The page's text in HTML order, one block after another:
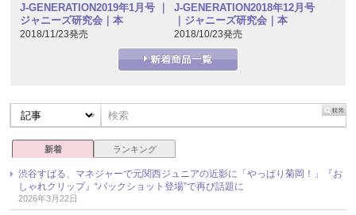
J-GENERATION2019年1月号 ｜
ジャニーズ研究会｜本
2018/11/23発売
J-GENERATION2018年12月号
｜ジャニーズ研究会｜本
2018/10/23発売
新着 ランキング
渋谷すばる、マネジャーで元関西ジュニアの近影に「やっぱり菊岡！」『お
しゃれクリップ』“バックショット登場”で再び話題に
2026年3月22日